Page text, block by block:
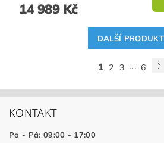
14 989 Kč
DALŠÍ
1 2 3 ... 6
KONTAKT
Po - Pá: 09:00 - 17:00